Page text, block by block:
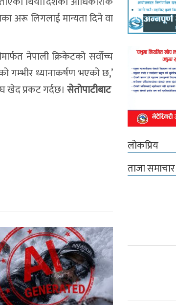
अरू लिगलाई मान्यता दिने वा
नेपाली क्रिकेटको सर्वोच्च
गम्भीर ध्यानाकर्षण भएको छ,’
खेद प्रकट गर्दछ। सेतोपाटीबाट
लोकप्रिय
ताजा समाचार